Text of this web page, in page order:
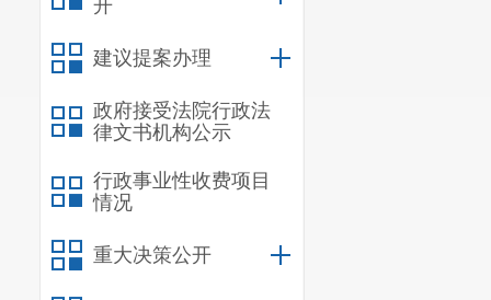
开
建议提案办理
政府接受法院行政法
律文书机构公示
行政事业性收费项目
情况
重大决策公开